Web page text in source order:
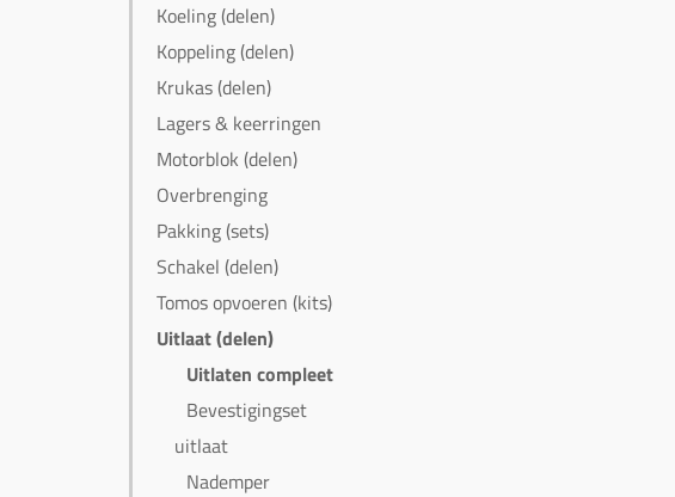
Koeling (delen)
Koppeling (delen)
Krukas (delen)
Lagers & keerringen
Motorblok (delen)
Overbrenging
Pakking (sets)
Schakel (delen)
Tomos opvoeren (kits)
Uitlaat (delen)
Uitlaten compleet
Bevestigingset
uitlaat
Nademper